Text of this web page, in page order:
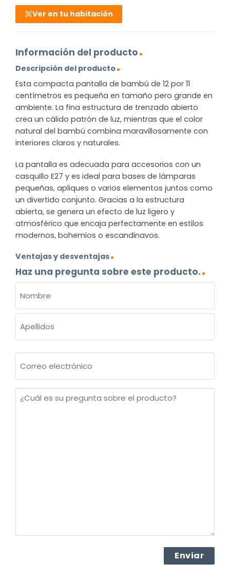
Ver en tu habitación
Información del producto
Descripción del producto
Esta compacta pantalla de bambú de 12 por 11
centímetros es pequeña en tamaño pero grande en
ambiente. La fina estructura de trenzado abierto
crea un cálido patrón de luz, mientras que el color
natural del bambú combina maravillosamente con
interiores claros y naturales.
La pantalla es adecuada para accesorios con un
casquillo E27 y es ideal para bases de lámparas
pequeñas, apliques o varios elementos juntos como
un divertido conjunto. Gracias a la estructura
abierta, se genera un efecto de luz ligero y
atmosférico que encaja perfectamente en estilos
modernos, bohemios o escandinavos.
Ventajas y desventajas
Haz una pregunta sobre este producto.
(OBLIGATORIO)
Nombre
electrónico
¿Cuál